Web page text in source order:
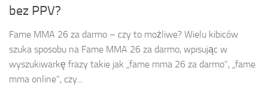
bez PPV?
Fame MMA 26 za darmo – czy to możliwe? Wielu kibiców
szuka sposobu na Fame MMA 26 za darmo, wpisując w
wyszukiwarkę frazy takie jak „fame mma 26 za darmo”, „fame
mma online”, czy...